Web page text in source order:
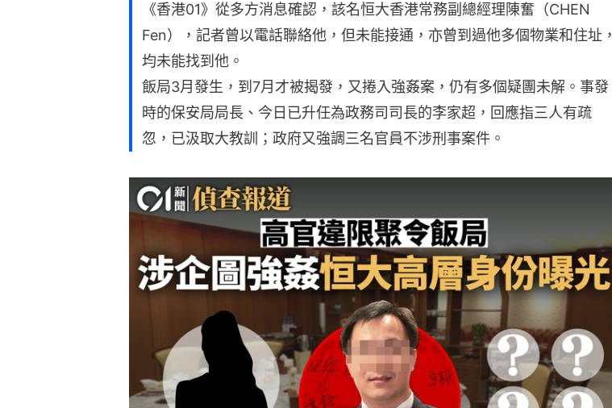
《香港01》從多方消息確認，該名恒大香港常務副總經理陳奮（CHEN
Fen），記者曾以電話聯絡他，但未能接通，亦曾到過他多個物業和住址，
均未能找到他。
飯局3月發生，到7月才被揭發，又捲入強姦案，仍有多個疑團未解。事發
時的保安局局長、今日已升任為政務司司長的李家超，回應指三人有疏
忽，已汲取大教訓；政府又強調三名官員不涉刑事案件。